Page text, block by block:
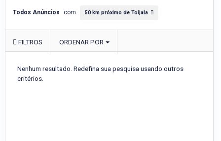
Todos Anúncios com 50 km próximo de Toijala
FILTROS ORDENAR POR
Nenhum resultado. Redefina sua pesquisa usando outros
critérios.